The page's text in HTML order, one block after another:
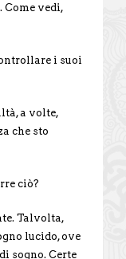
Come vedi,
i suoi
a volte,
che sto
ciò?
Talvolta,
lucido, ove
sogno. Certe